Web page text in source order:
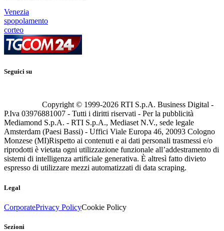
Venezia
spopolamento
corteo
Seguici su
Copyright © 1999-2026 RTI S.p.A. Business Digital -
P.Iva 03976881007 - Tutti i diritti riservati - Per la pubblicità
Mediamond S.p.A. - RTI S.p.A., Mediaset N.V., sede legale
Amsterdam (Paesi Bassi) - Uffici Viale Europa 46, 20093 Cologno
Monzese (MI)Rispetto ai contenuti e ai dati personali trasmessi e/o
riprodotti è vietata ogni utilizzazione funzionale all’addestramento di
sistemi di intelligenza artificiale generativa. È altresì fatto divieto
espresso di utilizzare mezzi automatizzati di data scraping.
Legal
CorporatePrivacy PolicyCookie Policy
Sezioni